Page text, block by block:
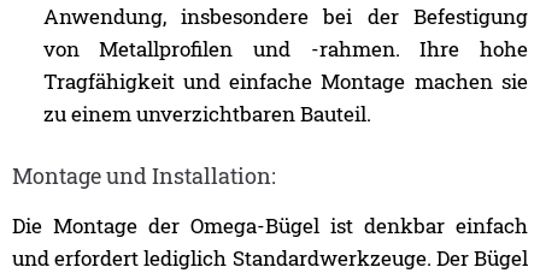
Anwendung, insbesondere bei der Befestigung
von Metallprofilen und -rahmen. Ihre hohe
Tragfähigkeit und einfache Montage machen sie
zu einem unverzichtbaren Bauteil.
Montage und Installation:
Die Montage der Omega-Bügel ist denkbar einfach
und erfordert lediglich Standardwerkzeuge. Der Bügel